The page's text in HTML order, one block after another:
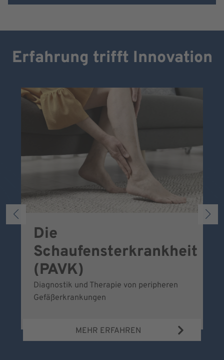
Erfahrung trifft Innovation
Die
Schaufensterkrankheit
(PAVK)
Diagnostik und Therapie von peripheren
Gefäßerkrankungen
MEHR ERFAHREN